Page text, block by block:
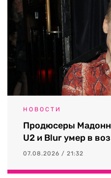
НОВОСТИ
Продюсеры
U2 и Blur умер в
07.08.2026 / 21:32